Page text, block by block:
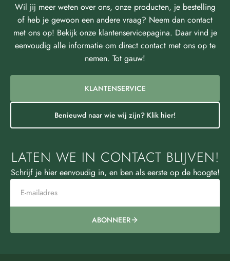
Wil jij meer weten over ons, onze producten, je bestelling
of heb je gewoon een andere vraag? Neem dan contact
met ons op! Bekijk onze klantenservicepagina. Daar vind je
eenvoudig alle informatie om direct contact met ons op te
nemen. Tot gauw!
KLANTENSERVICE
Benieuwd naar wie wij zijn? Klik hier!
LATEN WE IN CONTACT BLIJVEN!
Schrijf je hier eenvoudig in, en ben als eerste op de hoogte!
ABONNEER